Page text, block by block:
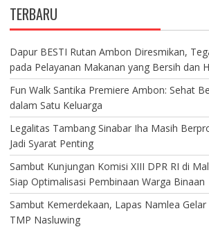
TERBARU
Dapur BESTI Rutan Ambon Diresmikan,
pada Pelayanan Makanan yang Bersih dan
Fun Walk Santika Premiere Ambon: Sehat
dalam Satu Keluarga
Legalitas Tambang Sinabar Iha Masih
Jadi Syarat Penting
Sambut Kunjungan Komisi XIII DPR RI di
Siap Optimalisasi Pembinaan Warga Binaan
Sambut Kemerdekaan, Lapas Namlea
TMP Nasluwing